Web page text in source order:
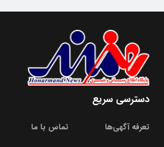
دسترسی سریع
تعرفه آگهی‌ها تماس با ما